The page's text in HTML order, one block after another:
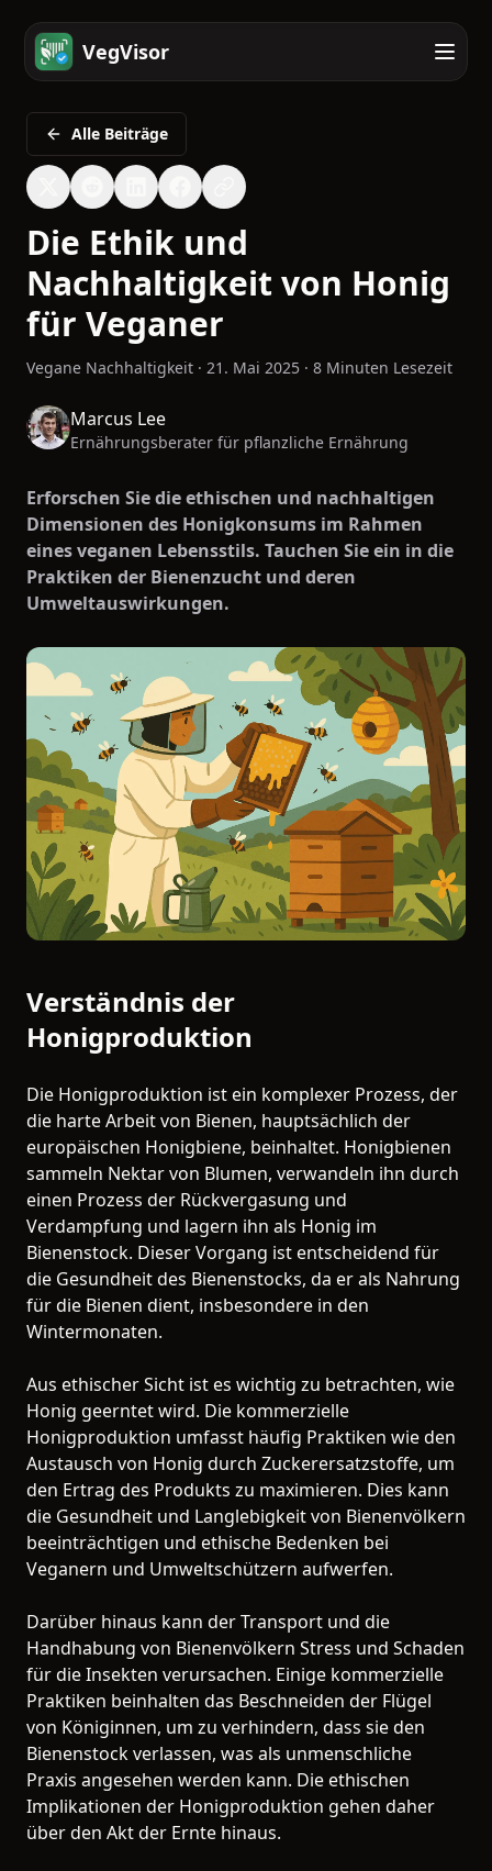
VegVisor
Alle Beiträge
Die Ethik und
Nachhaltigkeit von Honig
für Veganer
Vegane Nachhaltigkeit · 21. Mai 2025 · 8 Minuten Lesezeit
Marcus Lee
Ernährungsberater für pflanzliche Ernährung
Erforschen Sie die ethischen und nachhaltigen
Dimensionen des Honigkonsums im Rahmen
eines veganen Lebensstils. Tauchen Sie ein in die
Praktiken der Bienenzucht und deren
Umweltauswirkungen.
Verständnis der
Honigproduktion
Die Honigproduktion ist ein komplexer Prozess, der
die harte Arbeit von Bienen, hauptsächlich der
europäischen Honigbiene, beinhaltet. Honigbienen
sammeln Nektar von Blumen, verwandeln ihn durch
einen Prozess der Rückvergasung und
Verdampfung und lagern ihn als Honig im
Bienenstock. Dieser Vorgang ist entscheidend für
die Gesundheit des Bienenstocks, da er als Nahrung
für die Bienen dient, insbesondere in den
Wintermonaten.
Aus ethischer Sicht ist es wichtig zu betrachten, wie
Honig geerntet wird. Die kommerzielle
Honigproduktion umfasst häufig Praktiken wie den
Austausch von Honig durch Zuckerersatzstoffe, um
den Ertrag des Produkts zu maximieren. Dies kann
die Gesundheit und Langlebigkeit von Bienenvölkern
beeinträchtigen und ethische Bedenken bei
Veganern und Umweltschützern aufwerfen.
Darüber hinaus kann der Transport und die
Handhabung von Bienenvölkern Stress und Schaden
für die Insekten verursachen. Einige kommerzielle
Praktiken beinhalten das Beschneiden der Flügel
von Königinnen, um zu verhindern, dass sie den
Bienenstock verlassen, was als unmenschliche
Praxis angesehen werden kann. Die ethischen
Implikationen der Honigproduktion gehen daher
über den Akt der Ernte hinaus.